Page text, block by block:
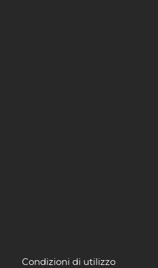
Condizioni di utilizzo